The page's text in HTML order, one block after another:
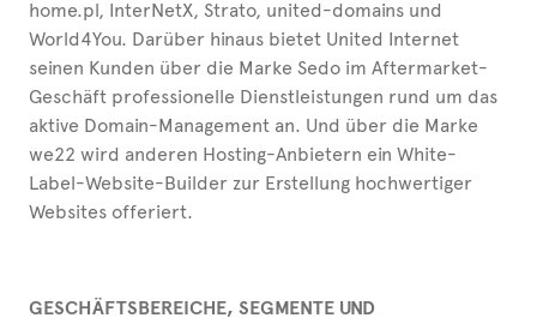
home.pl, InterNetX, Strato, united-domains und
World4You. Darüber hinaus bietet United Internet
seinen Kunden über die Marke Sedo im Aftermarket-
Geschäft professionelle Dienstleistungen rund um das
aktive Domain-Management an. Und über die Marke
we22 wird anderen Hosting-Anbietern ein White-
Label-Website-Builder zur Erstellung hochwertiger
Websites offeriert.
GESCHÄFTSBEREICHE, SEGMENTE UND